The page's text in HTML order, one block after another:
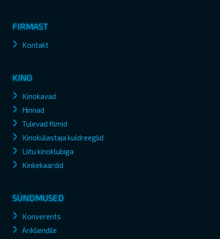
FIRMAST
Kontakt
KINO
Kinokavad
Hinnad
Tulevad filmid
Kinokülastaja kuldreeglid
Liitu kinoklubiga
Kinkekaardid
SÜNDMUSED
Konverents
Ärikliendile